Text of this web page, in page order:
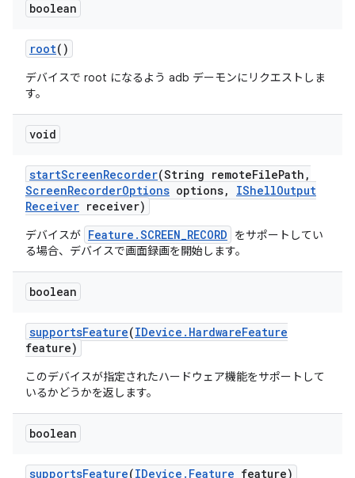
boolean
root()
デバイスで root になるよう adb デーモンにリクエストしま
す。
void
startScreenRecorder(String remoteFilePath ,
ScreenRecorderOptions options, IShellOutput
Receiver receiver)
デバイスが Feature.SCREEN_RECORD
をサポートしてい
る場合、デバイスで画面録画を開始します。
boolean
supportsFeature(IDevice . HardwareFeature
feature)
このデバイスが指定されたハードウェア機能をサポートして
いるかどうかを返します。
boolean
supportsFeature(IDevice . Feature feature)